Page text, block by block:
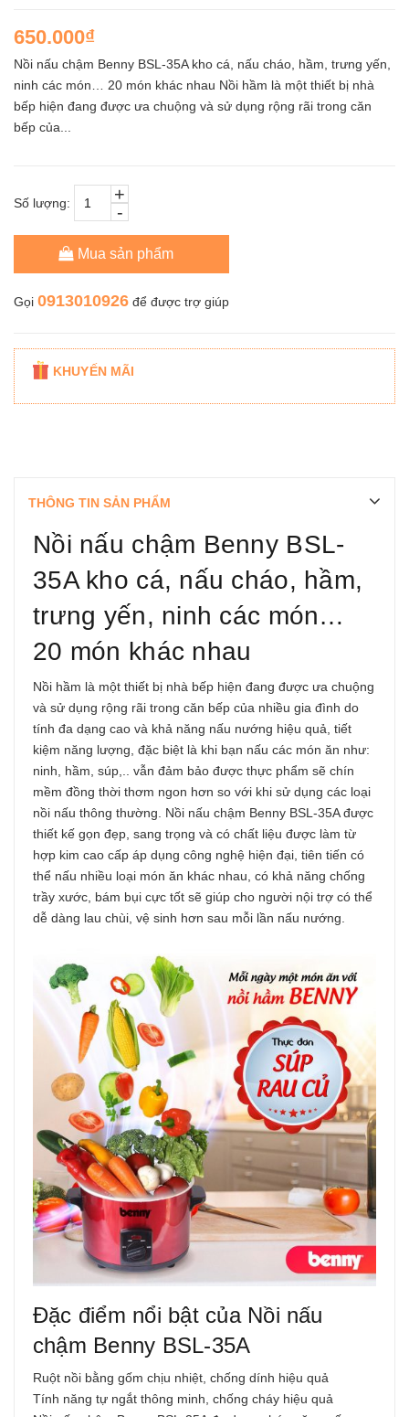
650.000₫
Nồi nấu chậm Benny BSL-35A kho cá, nấu cháo, hầm, trưng yến,
ninh các món… 20 món khác nhau Nồi hầm là một thiết bị nhà
bếp hiện đang được ưa chuộng và sử dụng rộng rãi trong căn
bếp của...
Số lượng: -
+
Mua sản phẩm
Gọi 0913010926 để được trợ giúp
KHUYẾN MÃI
THÔNG TIN SẢN PHẨM
Nồi nấu chậm Benny BSL-
35A kho cá, nấu cháo, hầm,
trưng yến, ninh các món…
20 món khác nhau
Nồi hầm là một thiết bị nhà bếp hiện đang được ưa chuộng
và sử dụng rộng rãi trong căn bếp của nhiều gia đình do
tính đa dạng cao và khả năng nấu nướng hiệu quả, tiết
kiệm năng lượng, đặc biệt là khi bạn nấu các món ăn như:
ninh, hầm, súp,.. vẫn đảm bảo được thực phẩm sẽ chín
mềm đồng thời thơm ngon hơn so với khi sử dụng các loại
nồi nấu thông thường. Nồi nấu chậm Benny BSL-35A được
thiết kế gọn đẹp, sang trọng và có chất liệu được làm từ
hợp kim cao cấp áp dụng công nghệ hiện đại, tiên tiến có
thể nấu nhiều loại món ăn khác nhau, có khả năng chống
trầy xước, bám bụi cực tốt sẽ giúp cho người nội trợ có thể
dễ dàng lau chùi, vệ sinh hơn sau mỗi lần nấu nướng.
Đặc điểm nổi bật của Nồi nấu
chậm Benny BSL-35A
Ruột nồi bằng gốm chịu nhiệt, chống dính hiệu quả
Tính năng tự ngắt thông minh, chống cháy hiệu quả